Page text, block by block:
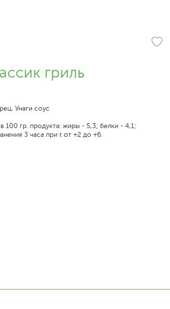
гриль
Унаги соус
100 гр. продукта: жиры - 5,3; белки - 4,1;
3 часа при t от +2 до +6.